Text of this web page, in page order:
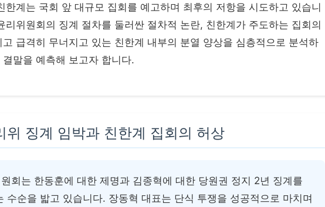
한계는 국회 앞 대규모 집회를 예고하며 최후의 저항을 시도하고 있습니
리위원회의 징계 절차를 둘러싼 절차적 논란, 친한계가 주도하는 집회의
급격히 무너지고 있는 친한계 내부의 분열 양상을 심층적으로 분석하
말을 예측해 보고자 합니다.
위 징계 임박과 친한계 집회의 허상
회는 한동훈에 대한 제명과 김종혁에 대한 당원권 정지 2년 징계를
수순을 밟고 있습니다. 장동혁 대표는 단식 투쟁을 성공적으로 마치며